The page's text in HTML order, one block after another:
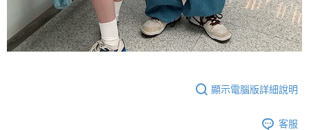
顯示電腦版詳細說明
客服